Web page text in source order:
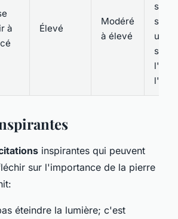
à
Élevé
Modéré
à élevé
sa
inspirantes qui peuvent
sur l'importance de la pierre
éteindre la lumière; c'est